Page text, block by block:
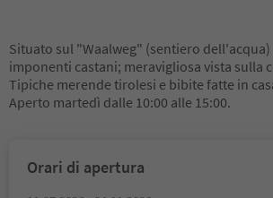
Situato sul "Waalweg" (sentiero
imponenti castani; meravigliosa vista sulla
Tipiche merende tirolesi e bibite fatte in
Aperto martedì dalle 10:00 alle 15:00.
Orari di apertura